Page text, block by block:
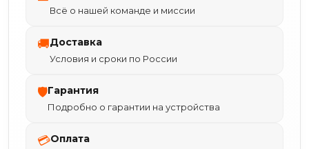
Всё о нашей команде и миссии
🚚Доставка
Условия и сроки по России
🛡Гарантия
Подробно о гарантии на устройства
💳Оплата